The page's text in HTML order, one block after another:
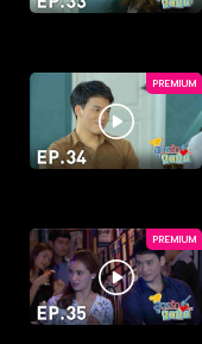
PREMIUM
PREMIUM